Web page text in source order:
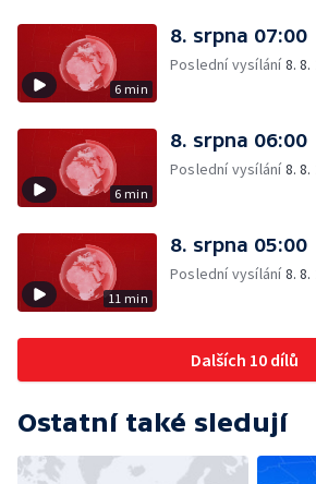
6 min
8. srpna 07:00
Poslední vysílání8. 8.
6 min
8. srpna 06:00
Poslední vysílání8. 8.
11 min
8. srpna 05:00
Poslední vysílání8. 8.
Dalších 10 dílů
Ostatní také sledují